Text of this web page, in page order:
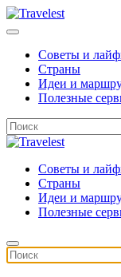
Советы и
Страны
Идеи и
Полезные
Советы и
Страны
Идеи и
Полезные